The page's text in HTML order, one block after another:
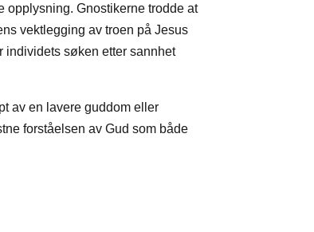
opplysning. Gnostikerne trodde at
vektlegging av troen på Jesus
individets søken etter sannhet
av en lavere guddom eller
forståelsen av Gud som både